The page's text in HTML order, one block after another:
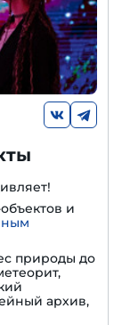
и
природы до
архив,